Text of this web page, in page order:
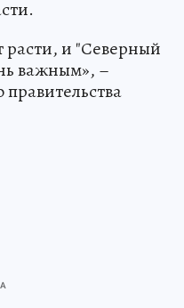
расти, и "Северный
важным», –
правительства